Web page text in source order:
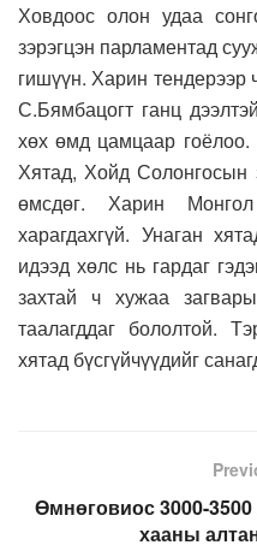
Ховдоос олон удаа
зэрэгцэн парламентад
гишүүн. Харин тендерээр
С.Бямбацогт ганц
хөх өмд цамцаар гоёлоо.
Хятад, Хойд Солонгосын
өмсдөг. Харин
харагдахгүй. Унаган
идээд хөлс нь гардаг
захтай ч хужаа
таалагддаг бололтой.
хятад бүсгүйчүүдийг
Өмнөговиос 3000-
хааны